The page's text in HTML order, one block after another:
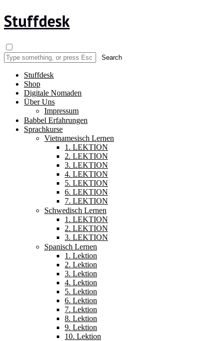
Stuffdesk
Stuffdesk
Shop
Digitale Nomaden
Über Uns
Impressum
Babbel Erfahrungen
Sprachkurse
Vietnamesisch Lernen
1. LEKTION
2. LEKTION
3. LEKTION
4. LEKTION
5. LEKTION
6. LEKTION
7. LEKTION
Schwedisch Lernen
1. LEKTION
2. LEKTION
3. LEKTION
Spanisch Lernen
1. Lektion
2. Lektion
3. Lektion
4. Lektion
5. Lektion
6. Lektion
7. Lektion
8. Lektion
9. Lektion
10. Lektion